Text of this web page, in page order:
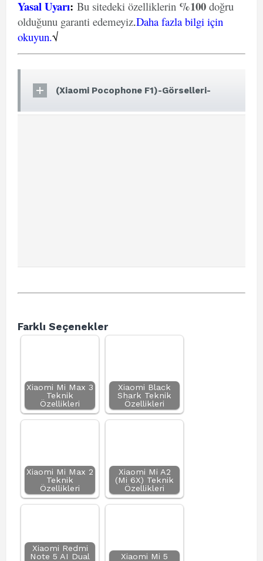
Yasal Uyarı: Bu sitedeki özelliklerin %100 doğru
olduğunu garanti edemeyiz.Daha fazla bilgi için
okuyun.√
(Xiaomi Pocophone F1)-Görselleri-
Farklı Seçenekler
Xiaomi Mi Max 3
Teknik
Özellikleri
Xiaomi Black
Shark Teknik
Özellikleri
Xiaomi Mi Max 2
Teknik
Özellikleri
Xiaomi Mi A2
(Mi 6X) Teknik
Özellikleri
Xiaomi Redmi
Note 5 AI Dual
Xiaomi Mi 5